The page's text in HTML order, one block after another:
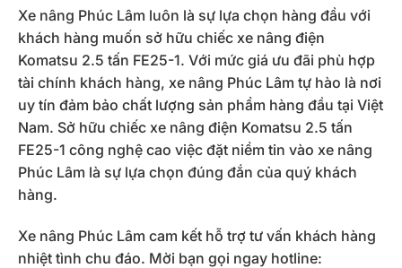
Xe nâng Phúc Lâm luôn là sự lựa chọn hàng đầu với
khách hàng muốn sở hữu chiếc xe nâng điện
Komatsu 2.5 tấn FE25-1. Với mức giá ưu đãi phù hợp
tài chính khách hàng, xe nâng Phúc Lâm tự hào là nơi
uy tín đảm bảo chất lượng sản phẩm hàng đầu tại Việt
Nam. Sở hữu chiếc xe nâng điện Komatsu 2.5 tấn
FE25-1 công nghệ cao việc đặt niềm tin vào xe nâng
Phúc Lâm là sự lựa chọn đúng đắn của quý khách
hàng.
Xe nâng Phúc Lâm cam kết hỗ trợ tư vấn khách hàng
nhiệt tình chu đáo. Mời bạn gọi ngay hotline: